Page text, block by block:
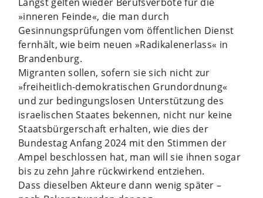
»inneren Feinde«, die man durch
Gesinnungsprüfungen vom öffentlichen Dienst
fernhält, wie beim neuen »Radikalenerlass« in
Brandenburg.
Migranten sollen, sofern sie sich nicht zur
»freiheitlich-demokratischen Grundordnung«
und zur bedingungslosen Unterstützung des
israelischen Staates bekennen, nicht nur keine
Staatsbürgerschaft erhalten, wie dies der
Bundestag Anfang 2024 mit den Stimmen der
Ampel beschlossen hat, man will sie ihnen sogar
bis zu zehn Jahre rückwirkend entziehen.
Dass dieselben Akteure dann wenig später –